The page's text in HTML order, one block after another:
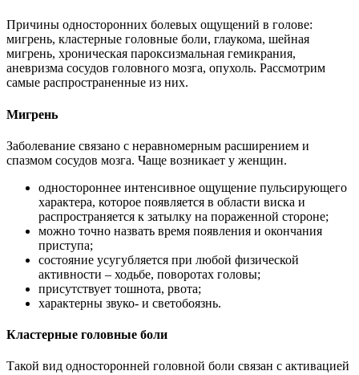
Причины односторонних болевых ощущений в голове:
мигрень, кластерные головные боли, глаукома, шейная
мигрень, хроническая пароксизмальная гемикрания,
аневризма сосудов головного мозга, опухоль. Рассмотрим
самые распространенные из них.
Мигрень
Заболевание связано с неравномерным расширением и
спазмом сосудов мозга. Чаще возникает у женщин.
одностороннее интенсивное ощущение пульсирующего
характера, которое появляется в области виска и
распространяется к затылку на пораженной стороне;
можно точно назвать время появления и окончания
приступа;
состояние усугубляется при любой физической
активности – ходьбе, поворотах головы;
присутствует тошнота, рвота;
характерны звуко- и светобоязнь.
Кластерные головные боли
Такой вид односторонней головной боли связан с активацией